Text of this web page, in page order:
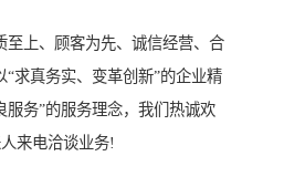
至上、顾客为先、诚信经营、合
“求真务实、变革创新”的企业精
服务”的服务理念，我们热诚欢
来电洽谈业务!